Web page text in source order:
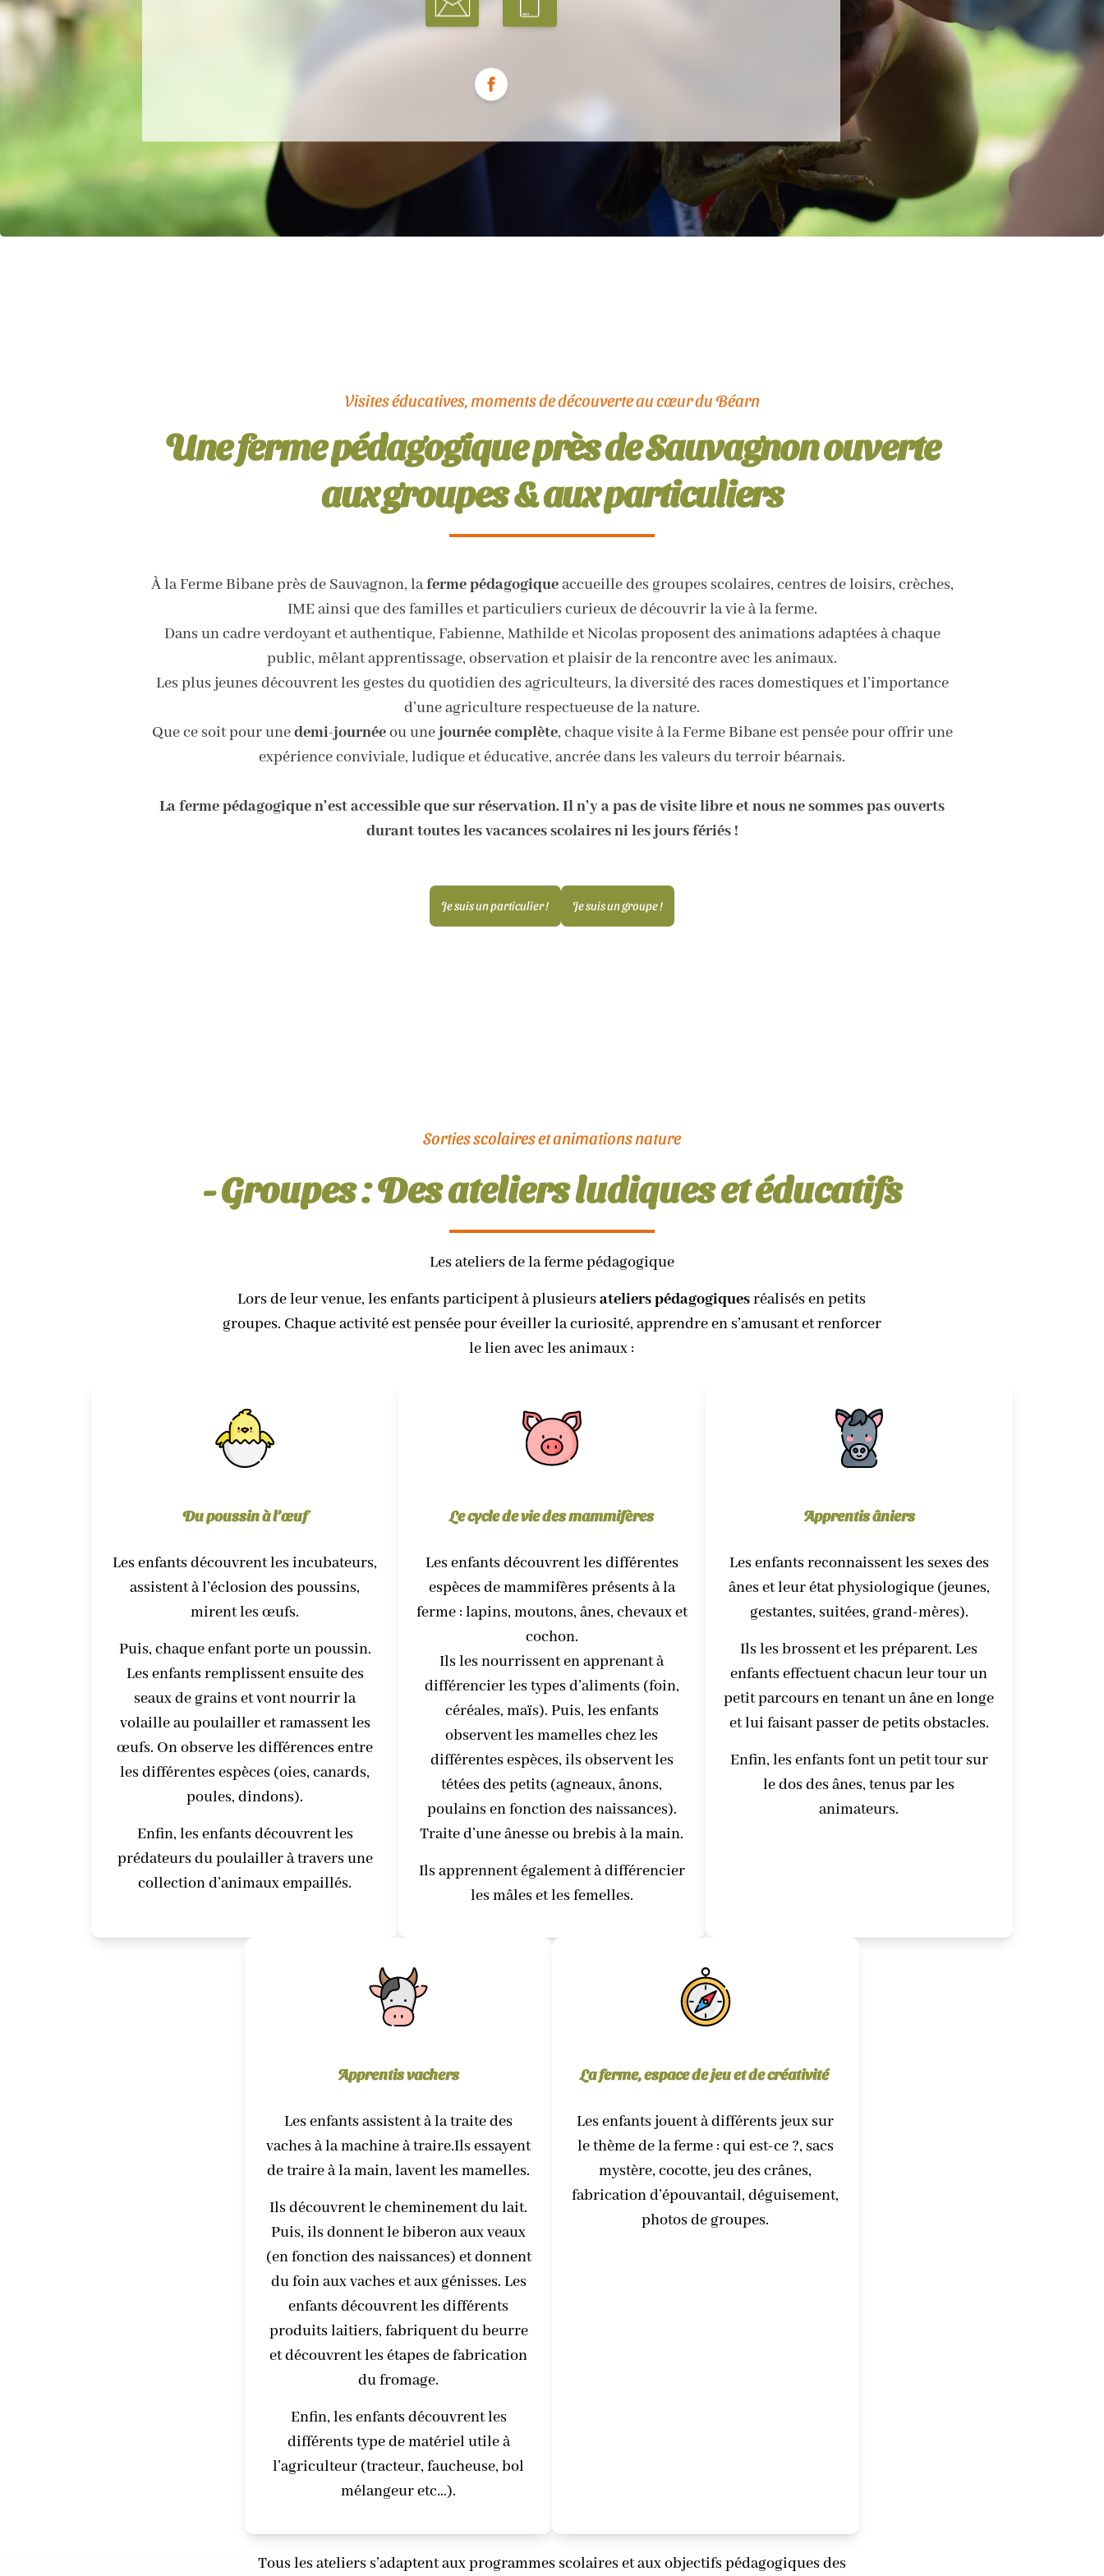
Visites éducatives, moments de découverte au cœur du Béarn
Une ferme pédagogique près de Sauvagnon ouverte
aux groupes & aux particuliers
À la Ferme Bibane près de Sauvagnon, laferme pédagogiqueaccueille des groupes scolaires, centres de loisirs, crèches,
IME ainsi que des familles et particuliers curieux de découvrir la vie à la ferme.
Dans un cadre verdoyant et authentique, Fabienne, Mathilde et Nicolas proposent des animations adaptées à chaque
public, mêlant apprentissage, observation et plaisir de la rencontre avec les animaux.
Les plus jeunes découvrent les gestes du quotidien des agriculteurs, la diversité des races domestiques et l’importance
d’une agriculture respectueuse de la nature.
Que ce soit pour unedemi-journéeou unejournée complète, chaque visite à la Ferme Bibane est pensée pour offrir une
expérience conviviale, ludique et éducative, ancrée dans les valeurs du terroir béarnais.
La ferme pédagogique n’est accessible que sur réservation. Il n’y a pas de visite libre et nous ne sommes pas ouverts
durant toutes les vacances scolaires ni les jours fériés !
Je suis un particulier ! Je suis un groupe !
Sorties scolaires et animations nature
- Groupes : Des ateliers ludiques et éducatifs
Les ateliers de la ferme pédagogique
Lors de leur venue, les enfants participent à plusieursateliers pédagogiquesréalisés en petits
groupes. Chaque activité est pensée pour éveiller la curiosité, apprendre en s’amusant et renforcer
le lien avec les animaux :
Du poussin à l’œuf
Les enfants découvrent les incubateurs,
assistent à l’éclosion des poussins,
mirent les œufs.
Puis, chaque enfant porte un poussin.
Les enfants remplissent ensuite des
seaux de grains et vont nourrir la
volaille au poulailler et ramassent les
œufs. On observe les différences entre
les différentes espèces (oies, canards,
poules, dindons).
Enfin, les enfants découvrent les
prédateurs du poulailler à travers une
collection d’animaux empaillés.
Le cycle de vie des mammifères
Les enfants découvrent les différentes
espèces de mammifères présents à la
ferme : lapins, moutons, ânes, chevaux et
cochon.
Ils les nourrissent en apprenant à
différencier les types d’aliments (foin,
céréales, maïs). Puis, les enfants
observent les mamelles chez les
différentes espèces, ils observent les
tétées des petits (agneaux, ânons,
poulains en fonction des naissances).
Traite d’une ânesse ou brebis à la main.
Ils apprennent également à différencier
les mâles et les femelles.
Apprentis âniers
Les enfants reconnaissent les sexes des
ânes et leur état physiologique (jeunes,
gestantes, suitées, grand-mères).
Ils les brossent et les préparent. Les
enfants effectuent chacun leur tour un
petit parcours en tenant un âne en longe
et lui faisant passer de petits obstacles.
Enfin, les enfants font un petit tour sur
le dos des ânes, tenus par les
animateurs.
Apprentis vachers
Les enfants assistent à la traite des
vaches à la machine à traire.Ils essayent
de traire à la main, lavent les mamelles.
Ils découvrent le cheminement du lait.
Puis, ils donnent le biberon aux veaux
(en fonction des naissances) et donnent
du foin aux vaches et aux génisses. Les
enfants découvrent les différents
produits laitiers, fabriquent du beurre
et découvrent les étapes de fabrication
du fromage.
Enfin, les enfants découvrent les
différents type de matériel utile à
l’agriculteur (tracteur, faucheuse, bol
mélangeur etc…).
La ferme, espace de jeu et de créativité
Les enfants jouent à différents jeux sur
le thème de la ferme : qui est-ce ?, sacs
mystère, cocotte, jeu des crânes,
fabrication d’épouvantail, déguisement,
photos de groupes.
Tous les ateliers s’adaptent aux programmes scolaires et aux objectifs pédagogiques des